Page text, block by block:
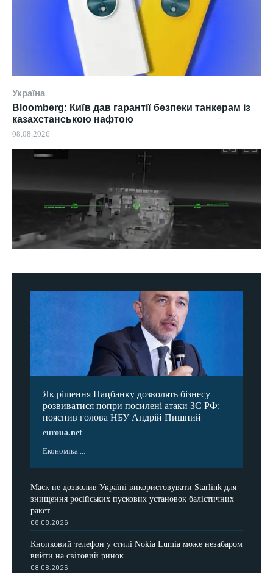
Україна
Bloomberg: Київ дав гарантії безпеки танкерам із
казахстанською нафтою
08.08.2026
Як рішення Нацбанку дозволять бізнесу
розвиватися попри посилені атаки ЗС РФ:
пояснив голова НБУ Андрій Пишний
euroua.net
Економіка ...
Маск не дозволив Україні використовувати Starlink для
знищення російських пускових установок балістичних
ракет
08.08.2026
Кнопковий телефон у стилі Nokia Lumia може незабаром
вийти на світовий ринок
08.08.2026